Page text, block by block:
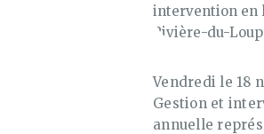
Vendredi le 18
Gestion et
annuelle